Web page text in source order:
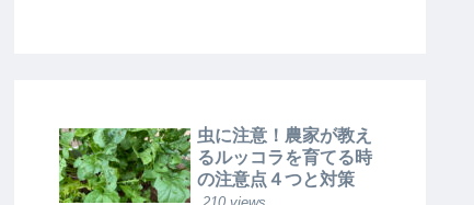
虫に注意！農家が教え
るルッコラを育てる時
の注意点４つと対策